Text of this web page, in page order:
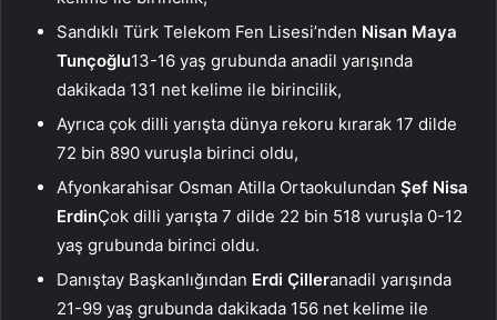
Sandıklı Türk Telekom Fen Lisesi’nden Nisan Maya
Tunçoğlu13-16 yaş grubunda anadil yarışında
dakikada 131 net kelime ile birincilik,
Ayrıca çok dilli yarışta dünya rekoru kırarak 17 dilde
72 bin 890 vuruşla birinci oldu,
Afyonkarahisar Osman Atilla Ortaokulundan Şef Nisa
ErdinÇok dilli yarışta 7 dilde 22 bin 518 vuruşla 0-12
yaş grubunda birinci oldu.
Danıştay Başkanlığından Erdi Çilleranadil yarışında
21-99 yaş grubunda dakikada 156 net kelime ile